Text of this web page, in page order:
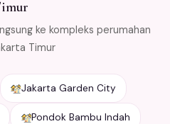
ke kompleks perumahan
Timur
Jakarta Garden City
Pondok Bambu Indah